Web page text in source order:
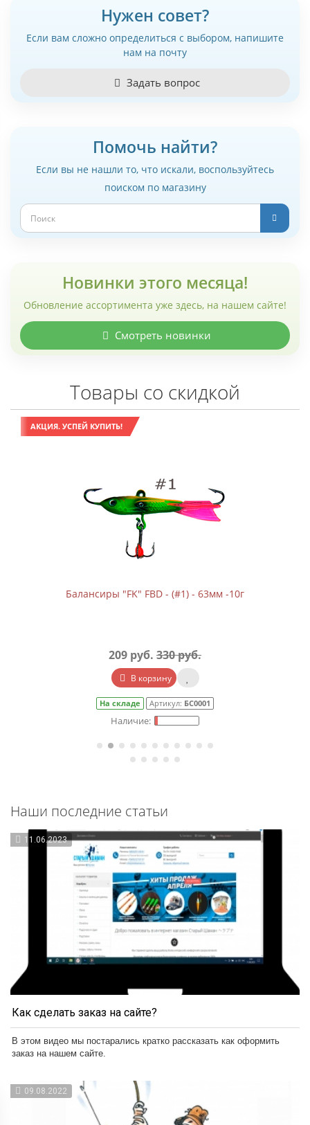
Нужен совет?
Если вам сложно определиться с выбором, напишите
нам на почту
Задать вопрос
Помочь найти?
Если вы не нашли то, что искали, воспользуйтесь
поиском по магазину
Новинки этого месяца!
Обновление ассортимента уже здесь, на нашем сайте!
Смотреть новинки
Товары со скидкой
АКЦИЯ. УСПЕЙ КУПИТЬ!
Балансиры "FK" FBD - (#1) - 63мм -10г
209 руб. 330 руб.
В корзину
На складе Артикул: БС0001
Наши последние статьи
11.06.2023
Как сделать заказ на сайте?
В этом видео мы постарались кратко рассказать как оформить
заказ на нашем сайте.
09.08.2022